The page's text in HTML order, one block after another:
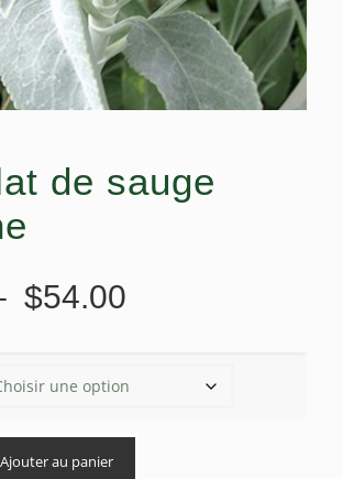
de sauge
$54.00
$9.00
à
Ajouter au panier